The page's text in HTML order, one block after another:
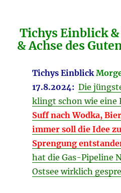
Tichys Einblick &
& Achse des
Tichys Einblick
17.8.2024: Die
klingt schon wie eine
Suff nach Wodka,
immer soll die Idee
Sprengung
hat die Gas-Pipeline
Ostsee wirklich